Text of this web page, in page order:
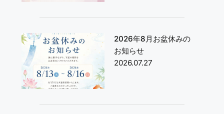
2026年8月お盆休みの
お知らせ
2026.07.27